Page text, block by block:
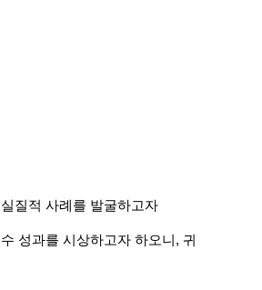
질적 사례를 발굴하고자
성과를 시상하고자 하오니, 귀